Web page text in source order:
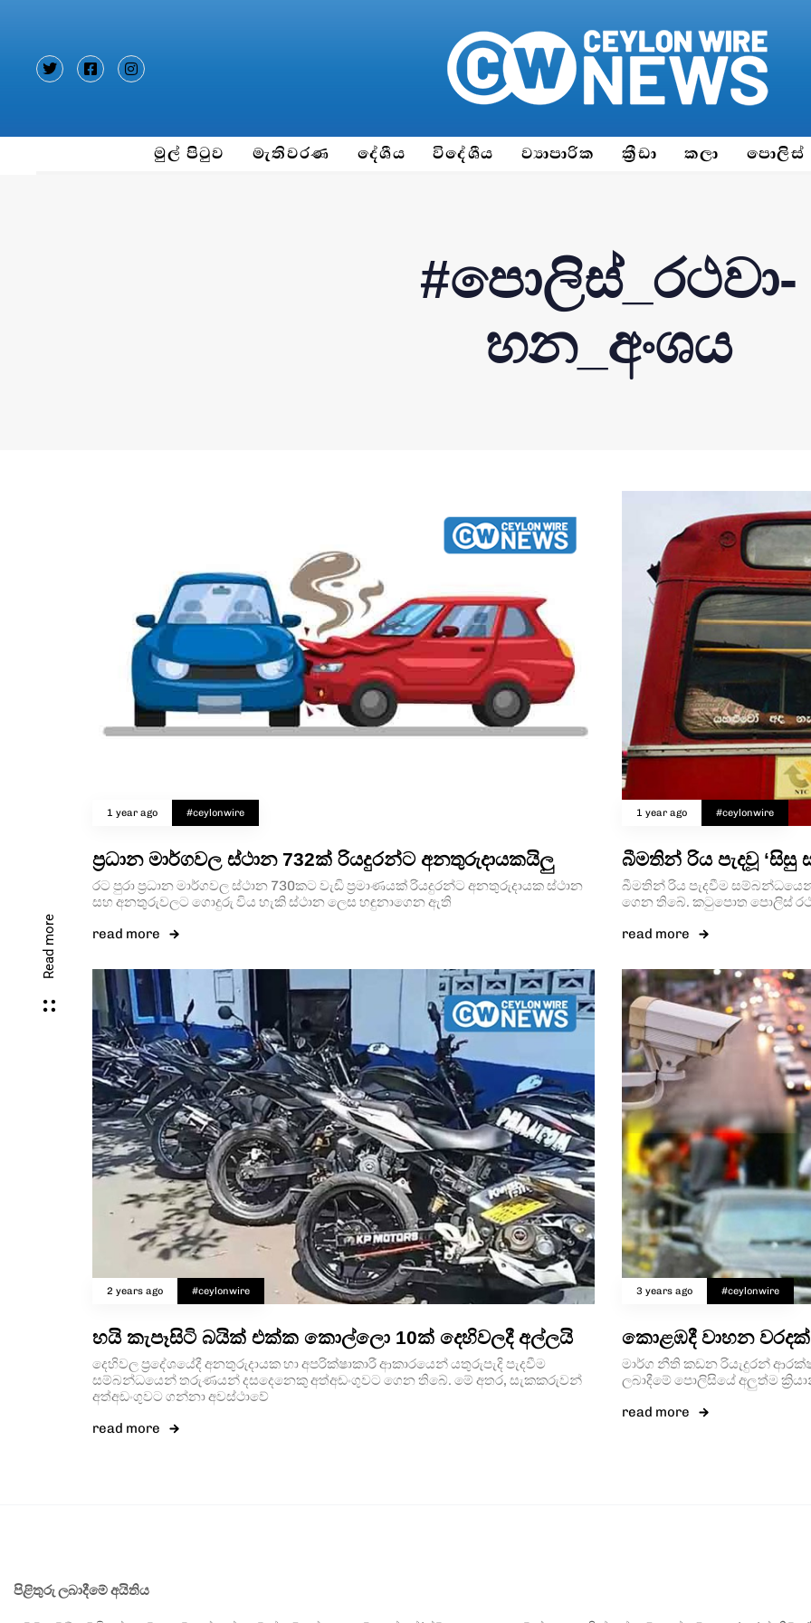
මුල් පිටුව මැතිවරණ දේශීය විදේශීය ව්‍යාපාරික ක්‍රීඩා කලා පොලිස්
Read more
#පොලිස්_රථ­වා­
හන_අංශය
1 year ago #ceylonwire
ප්‍රධාන මාර්ගවල ස්ථාන 732ක් රියදුරන්ට අනතුරුදායකයිලු
රට පුරා ප්‍රධාන මාර්ගවල ස්ථාන 730කට වැඩි ප්‍රමාණයක් රියදුරන්ට අනතුරුදායක ස්ථාන
සහ අනතුරුවලට ගොදුරු විය හැකි ස්ථාන ලෙස හඳුනාගෙන ඇති
read more
1 year ago #ceylonwire
බීමතින් රිය පැදවූ ‘සිසු
බීමතින් රිය පැදවීම සම්බන්ධයෙන්
ගෙන තිබේ. කටුපොත පොලිස්
read more
2 years ago #ceylonwire
හයි කැපෑසිටි බයික් එක්ක කොල්ලො 10ක් දෙහිවලදී අල්ලයි
දෙහිවල ප්‍රදේශයේදී අනතුරුදායක හා අපරික්ෂාකාරී ආකාරයෙන් යතුරුපැදි පැදවීම
සම්බන්ධයෙන් තරුණයන් දසදෙනෙකු අත්අඩංගුවට ගෙන තිබේ. මේ අතර, සැකකරුවන්
අත්අඩංගුවට ගන්නා අවස්ථාවේ
read more
3 years ago #ceylonwire
කොළඹදී වාහන
මාර්ග නීති කඩන රියැ­දු­රන්
ලබාදීමේ පොලි­සියේ අලුත්ම
read more
පිළිතුරු ලබාදීමේ අයිතිය